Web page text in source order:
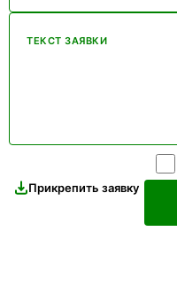
ТЕКСТ ЗАЯВКИ
Прикрепить заявку